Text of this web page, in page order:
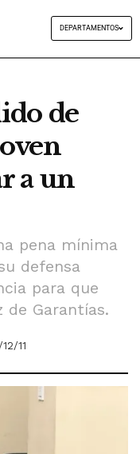
DEPARTAMENTOS
de
a un
pena mínima
defensa
para que
de Garantías.
11